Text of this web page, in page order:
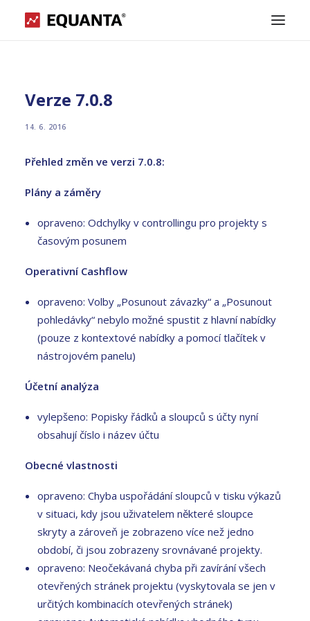
KONTAKT
Verze 7.0.8
14. 6. 2016
Přehled změn ve verzi 7.0.8:
Plány a záměry
opraveno: Odchylky v controllingu pro projekty s
časovým posunem
Operativní Cashflow
opraveno: Volby „Posunout závazky“ a „Posunout
pohledávky“ nebylo možné spustit z hlavní nabídky
(pouze z kontextové nabídky a pomocí tlačítek v
nástrojovém panelu)
Účetní analýza
vylepšeno: Popisky řádků a sloupců s účty nyní
obsahují číslo i název účtu
Obecné vlastnosti
opraveno: Chyba uspořádání sloupců v tisku výkazů
v situaci, kdy jsou uživatelem některé sloupce
skryty a zároveň je zobrazeno více než jedno
období, či jsou zobrazeny srovnávané projekty.
opraveno: Neočekávaná chyba při zavírání všech
otevřených stránek projektu (vyskytovala se jen v
určitých kombinacích otevřených stránek)